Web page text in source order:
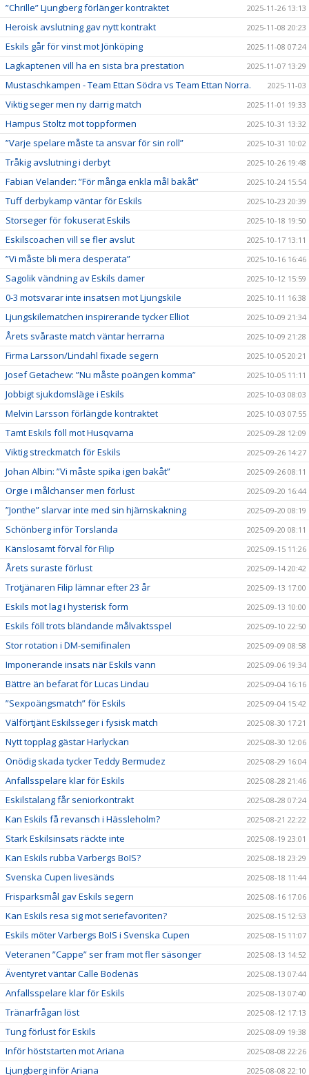
”Chrille” Ljungberg förlänger kontraktet 2025-11-26 13:13
Heroisk avslutning gav nytt kontrakt 2025-11-08 20:23
Eskils går för vinst mot Jönköping 2025-11-08 07:24
Lagkaptenen vill ha en sista bra prestation 2025-11-07 13:29
Mustaschkampen - Team Ettan Södra vs Team Ettan Norra. 2025-11-03
Viktig seger men ny darrig match 2025-11-01 19:33
Hampus Stoltz mot toppformen 2025-10-31 13:32
”Varje spelare måste ta ansvar för sin roll” 2025-10-31 10:02
Tråkig avslutning i derbyt 2025-10-26 19:48
Fabian Velander: ”För många enkla mål bakåt” 2025-10-24 15:54
Tuff derbykamp väntar för Eskils 2025-10-23 20:39
Storseger för fokuserat Eskils 2025-10-18 19:50
Eskilscoachen vill se fler avslut 2025-10-17 13:11
”Vi måste bli mera desperata” 2025-10-16 16:46
Sagolik vändning av Eskils damer 2025-10-12 15:59
0-3 motsvarar inte insatsen mot Ljungskile 2025-10-11 16:38
Ljungskilematchen inspirerande tycker Elliot 2025-10-09 21:34
Årets svåraste match väntar herrarna 2025-10-09 21:28
Firma Larsson/Lindahl fixade segern 2025-10-05 20:21
Josef Getachew: ”Nu måste poängen komma” 2025-10-05 11:11
Jobbigt sjukdomsläge i Eskils 2025-10-03 08:03
Melvin Larsson förlängde kontraktet 2025-10-03 07:55
Tamt Eskils föll mot Husqvarna 2025-09-28 12:09
Viktig streckmatch för Eskils 2025-09-26 14:27
Johan Albin: ”Vi måste spika igen bakåt” 2025-09-26 08:11
Orgie i målchanser men förlust 2025-09-20 16:44
”Jonthe” slarvar inte med sin hjärnskakning 2025-09-20 08:19
Schönberg inför Torslanda 2025-09-20 08:11
Känslosamt förväl för Filip 2025-09-15 11:26
Årets suraste förlust 2025-09-14 20:42
Trotjänaren Filip lämnar efter 23 år 2025-09-13 17:00
Eskils mot lag i hysterisk form 2025-09-13 10:00
Eskils föll trots bländande målvaktsspel 2025-09-10 22:50
Stor rotation i DM-semifinalen 2025-09-09 08:58
Imponerande insats när Eskils vann 2025-09-06 19:34
Bättre än befarat för Lucas Lindau 2025-09-04 16:16
”Sexpoängsmatch” för Eskils 2025-09-04 15:42
Välförtjänt Eskilsseger i fysisk match 2025-08-30 17:21
Nytt topplag gästar Harlyckan 2025-08-30 12:06
Onödig skada tycker Teddy Bermudez 2025-08-29 16:04
Anfallsspelare klar för Eskils 2025-08-28 21:46
Eskilstalang får seniorkontrakt 2025-08-28 07:24
Kan Eskils få revansch i Hässleholm? 2025-08-21 22:22
Stark Eskilsinsats räckte inte 2025-08-19 23:01
Kan Eskils rubba Varbergs BoIS? 2025-08-18 23:29
Svenska Cupen livesänds 2025-08-18 11:44
Frisparksmål gav Eskils segern 2025-08-16 17:06
Kan Eskils resa sig mot seriefavoriten? 2025-08-15 12:53
Eskils möter Varbergs BoIS i Svenska Cupen 2025-08-15 11:07
Veteranen ”Cappe” ser fram mot fler säsonger 2025-08-13 14:52
Äventyret väntar Calle Bodenäs 2025-08-13 07:44
Anfallsspelare klar för Eskils 2025-08-13 07:40
Tränarfrågan löst 2025-08-12 17:13
Tung förlust för Eskils 2025-08-09 19:38
Inför höststarten mot Ariana 2025-08-08 22:26
Ljungberg inför Ariana 2025-08-08 22:10